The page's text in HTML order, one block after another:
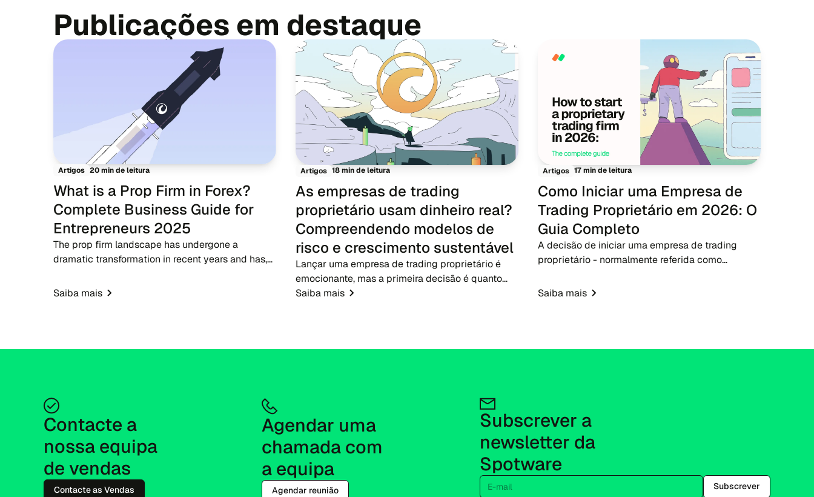
Publicações em destaque
Artigos 20 min de leitura
What is a Prop Firm in Forex?
Complete Business Guide for
Entrepreneurs 2025
The prop firm landscape has undergone a
dramatic transformation in recent years and has,
developments in the forex trading ecosystem. A
Saiba mais
Artigos 18 min de leitura
As empresas de trading
proprietário usam dinheiro real?
Compreendendo modelos de
risco e crescimento sustentável
Lançar uma empresa de trading proprietário é
emocionante, mas a primeira decisão é quanto
capital arriscar. Na prática, as empresas não
Saiba mais
Artigos 17 min de leitura
Como Iniciar uma Empresa de
Trading Proprietário em 2026: O
Guia Completo
A decisão de iniciar uma empresa de trading
proprietário - normalmente referida como
oportunidade oportuna para empreendedores de
Saiba mais
Contacte a
nossa equipa
de vendas
Contacte as Vendas
Agendar uma
chamada com
a equipa
Agendar reunião
Subscrever a
newsletter da
Spotware
E-mail
Subscrever